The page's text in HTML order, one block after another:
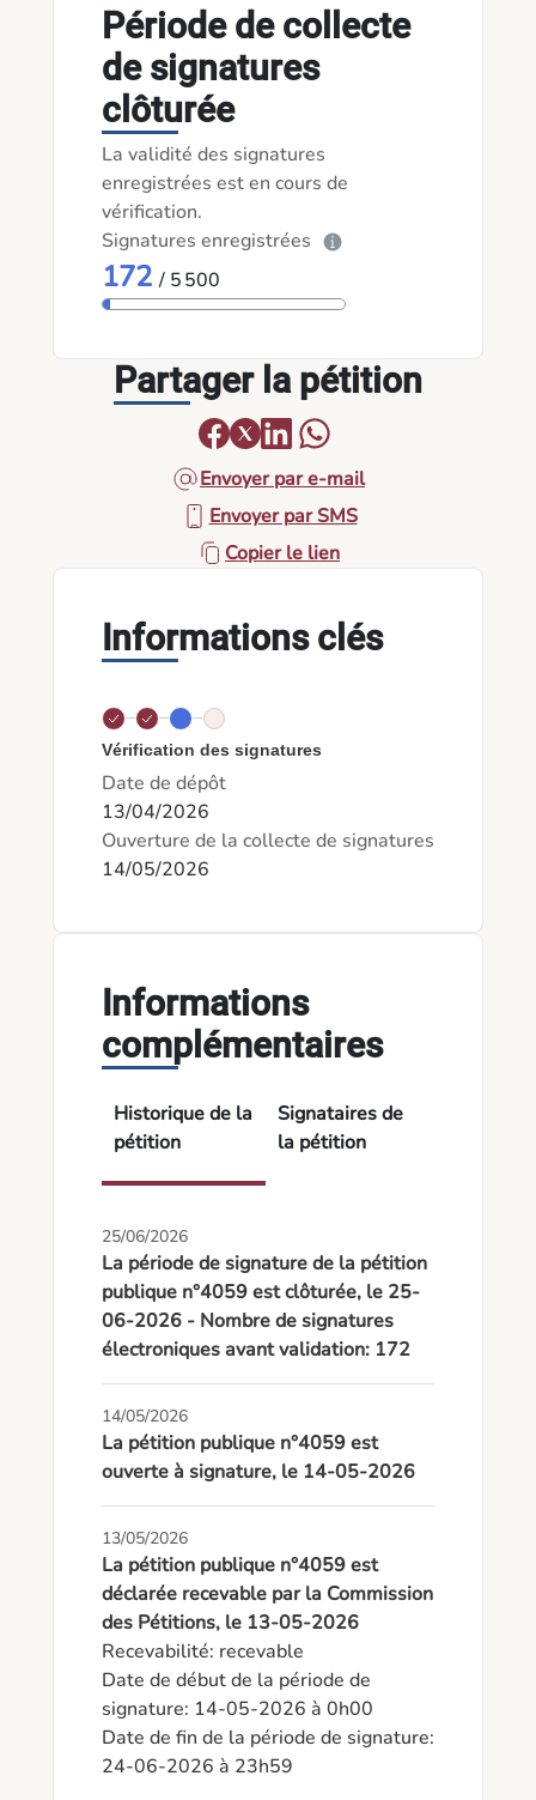
Période de collecte
de signatures
clôturée
La validité des signatures
enregistrées est en cours de
vérification.
Signatures enregistrées
172 / 5 500
Partager la pétition
Envoyer par e-mail
Envoyer par SMS
Copier le lien
Informations clés
Vérification des signatures
Date de dépôt
13/04/2026
Ouverture de la collecte de signatures
14/05/2026
Informations
complémentaires
Historique de la
pétition
Signataires de
la pétition
25/06/2026
La période de signature de la pétition
publique n°4059 est clôturée, le 25-
06-2026 - Nombre de signatures
électroniques avant validation: 172
14/05/2026
La pétition publique n°4059 est
ouverte à signature, le 14-05-2026
13/05/2026
La pétition publique n°4059 est
déclarée recevable par la Commission
des Pétitions, le 13-05-2026
Recevabilité: recevable
Date de début de la période de
signature: 14-05-2026 à 0h00
Date de fin de la période de signature:
24-06-2026 à 23h59